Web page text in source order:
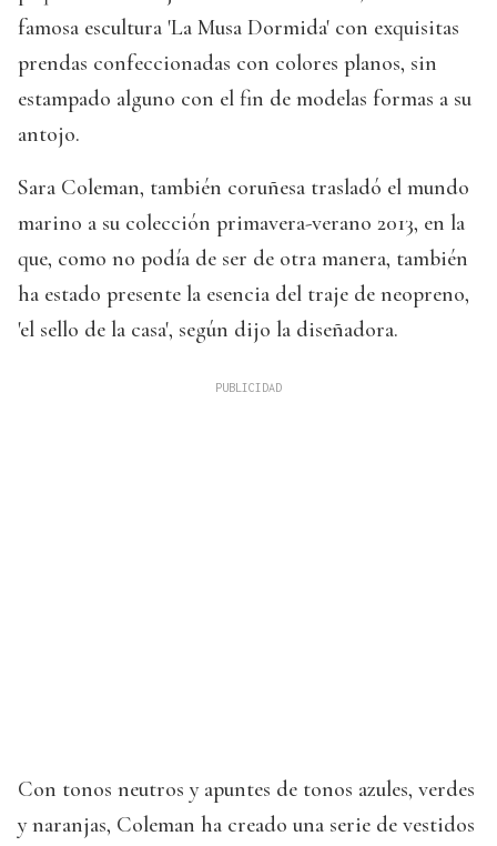
famosa escultura 'La Musa Dormida' con exquisitas
prendas confeccionadas con colores planos, sin
estampado alguno con el fin de modelas formas a su
antojo.
Sara Coleman, también coruñesa trasladó el mundo
marino a su colección primavera-verano 2013, en la
que, como no podía de ser de otra manera, también
ha estado presente la esencia del traje de neopreno,
'el sello de la casa', según dijo la diseñadora.
Con tonos neutros y apuntes de tonos azules, verdes
y naranjas, Coleman ha creado una serie de vestidos